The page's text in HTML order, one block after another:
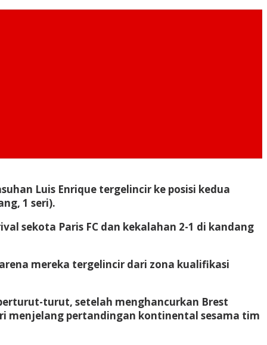
Luis Enrique tergelincir ke posisi kedua
1 seri).
sekota Paris FC dan kekalahan 2-1 di kandang
mereka tergelincir dari zona kualifikasi
turut, setelah menghancurkan Brest
menjelang pertandingan kontinental sesama tim